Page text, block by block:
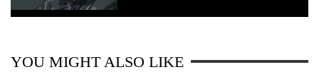
YOU MIGHT ALSO LIKE